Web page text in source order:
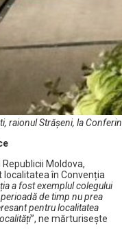
raionul Strășeni, la
Republicii Moldova,
localitatea în Convenția
a fost exemplul colegului
de timp nu prea
pentru localitatea
”, ne mărturisește